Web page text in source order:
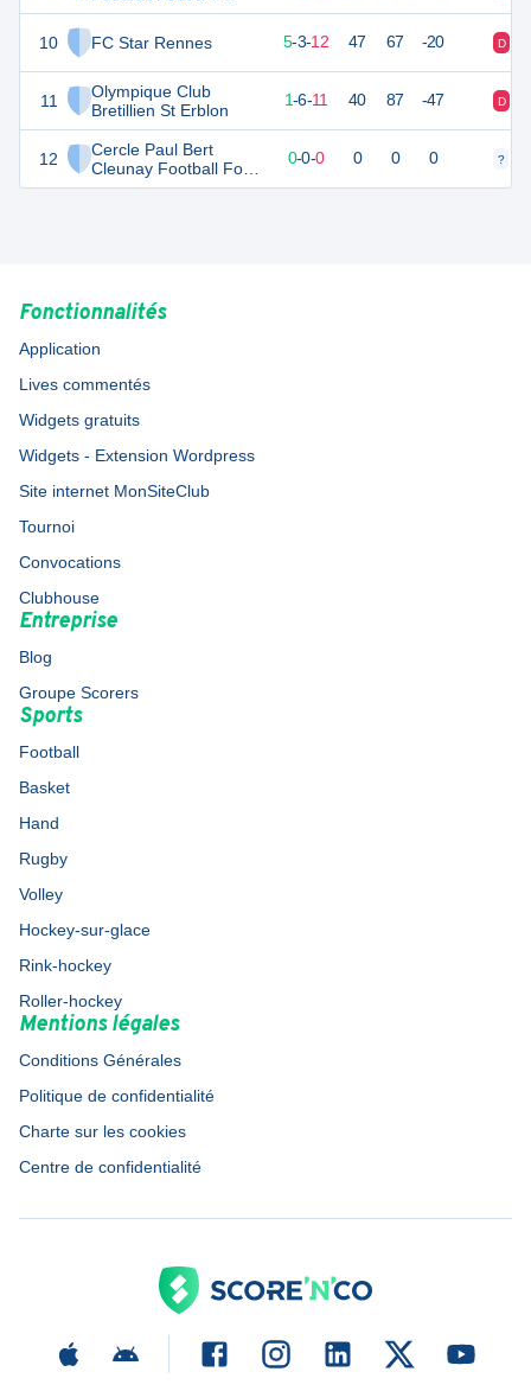
LOISIR
10
FC Star Rennes
11
Olympique Club
Bretillien St Erblon
12
Cercle Paul Bert
Cleunay Football Foot
à 7 LOISIR
16 5-3-12 47 67 -20 D
1-6-11 40 87 -47 D
0 0-0-0 0 0 0 ?
Fonctionnalités
Application
Lives commentés
Widgets gratuits
Widgets - Extension Wordpress
Site internet MonSiteClub
Tournoi
Convocations
Clubhouse
Entreprise
Blog
Groupe Scorers
Sports
Football
Basket
Hand
Rugby
Volley
Hockey-sur-glace
Rink-hockey
Roller-hockey
Mentions légales
Conditions Générales
Politique de confidentialité
Charte sur les cookies
Centre de confidentialité